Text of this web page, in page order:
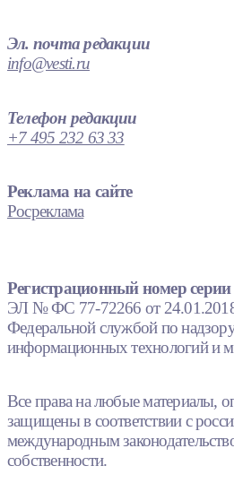
Эл. почта редакции
info@vesti.ru
Телефон редакции
+7 495 232 63 33
Реклама на сайте
Росреклама
Регистрационный номер серии
ЭЛ № ФС 77-72266 от
Федеральной службой по
информационных технологий и
Все права на любые материалы,
защищены в соответствии с
международным
собственности.